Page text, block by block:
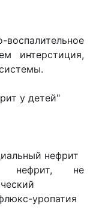
интерстиция,
у детей"
нефрит
нефрит, не
уропатия